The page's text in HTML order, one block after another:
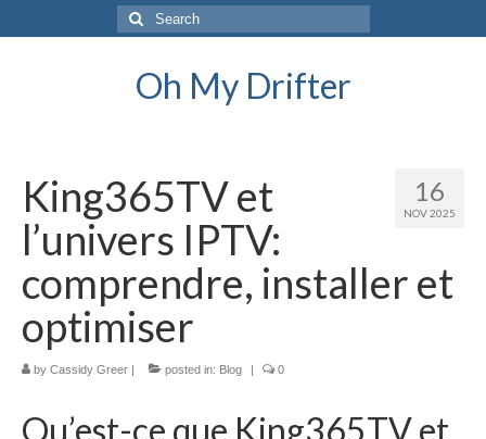
Search
for:
Oh My Drifter
16
NOV 2025
King365TV et
l’univers IPTV:
comprendre, installer et
optimiser
by Cassidy Greer | posted in: Blog | 0
Qu’est-ce que King365TV et